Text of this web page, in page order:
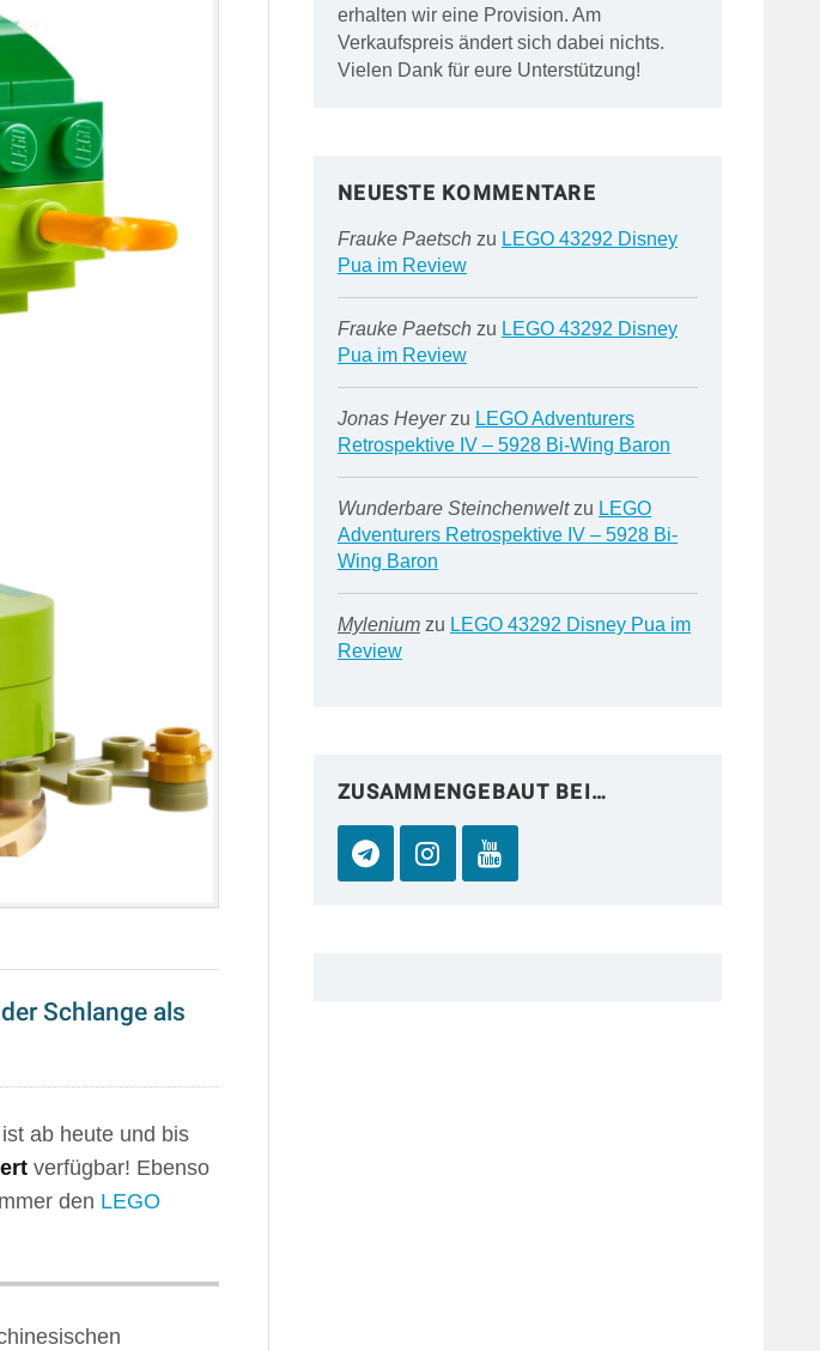
Schlange als
ist ab heute und bis
verfügbar! Ebenso
den LEGO
erhalten wir eine Provision. Am
Verkaufspreis ändert sich dabei nichts.
Vielen Dank für eure Unterstützung!
NEUESTE KOMMENTARE
Frauke Paetschzu LEGO 43292 Disney
Pua im Review
Frauke Paetschzu LEGO 43292 Disney
Pua im Review
Jonas Heyerzu LEGO Adventurers
Retrospektive IV – 5928 Bi-Wing Baron
Wunderbare Steinchenweltzu LEGO
Adventurers Retrospektive IV – 5928 Bi-
Wing Baron
Myleniumzu LEGO 43292 Disney Pua im
Review
ZUSAMMENGEBAUT BEI…